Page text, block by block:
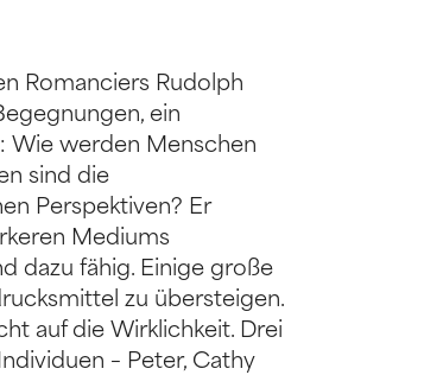
Romanciers Rudolph
ein
Wie werden Menschen
sind die
Perspektiven? Er
Mediums
dazu fähig. Einige große
zu übersteigen.
auf die Wirklichkeit. Drei
– Peter, Cathy